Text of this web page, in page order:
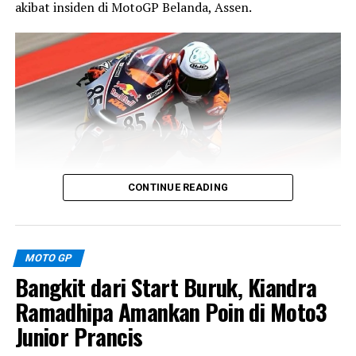
akibat insiden di MotoGP Belanda, Assen.
Pembalap muda asal Thailand tersebut akan menjalani
menjadi tandem baru bagi
Sebelumnya, Kiattisak berkompetisi di FIM JuniorGP
World Championship dan Red Bull MotoGP Rookies Cup.
Pengalamannya di ajang balap pembinaan menjadi
modal untuk menghadapi tantangan baru di kelas Grand
CONTINUE READING
MOTO GP
Bangkit dari Start Buruk, Kiandra
Ramadhipa Amankan Poin di Moto3
Junior Prancis